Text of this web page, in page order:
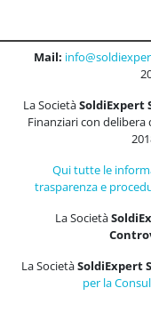
Mail:
La SocietàSoldiExpert
Finanziari con delibera
Qui tutte le
trasparenza e
La Società
La SocietàSoldiExpert
per la